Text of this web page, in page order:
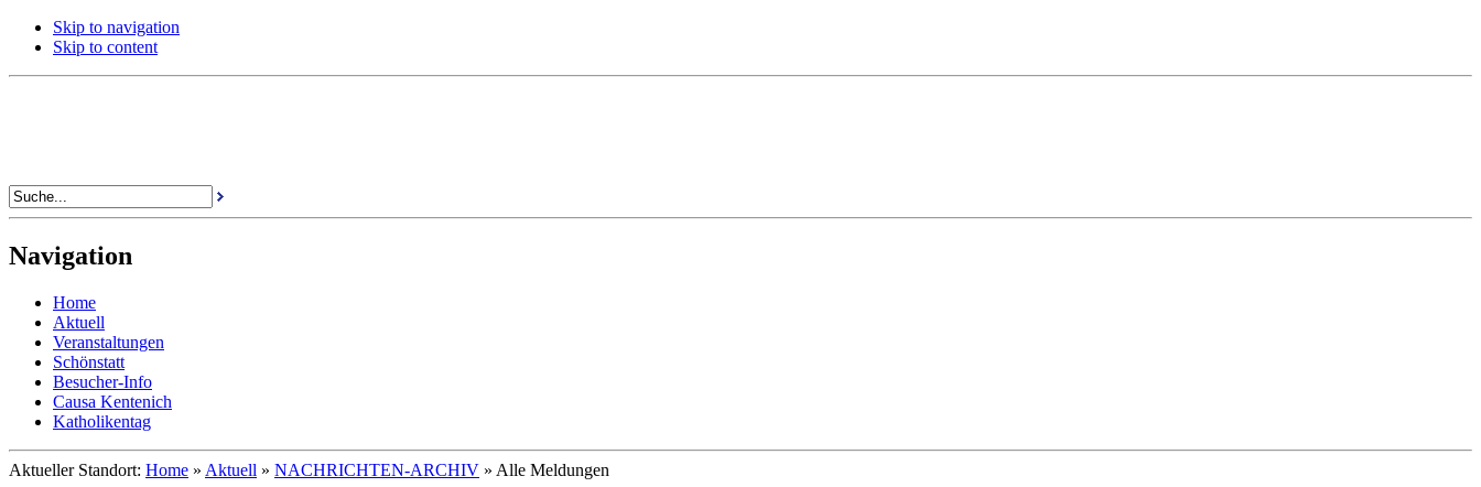
Skip to navigation
Skip to content
Navigation
Home
Aktuell
Veranstaltungen
Schönstatt
Besucher-Info
Causa Kentenich
Katholikentag
Aktueller Standort: Home » Aktuell » NACHRICHTEN-ARCHIV » Alle Meldungen